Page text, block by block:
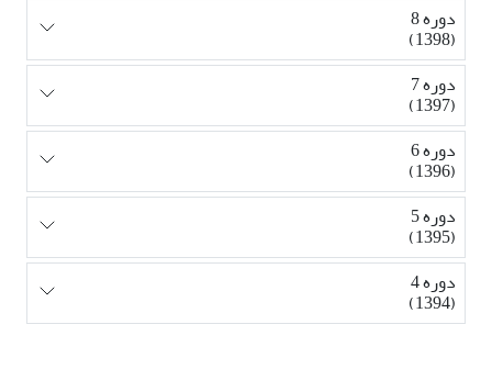
دوره 8
(1398)
دوره 7
(1397)
دوره 6
(1396)
دوره 5
(1395)
دوره 4
(1394)